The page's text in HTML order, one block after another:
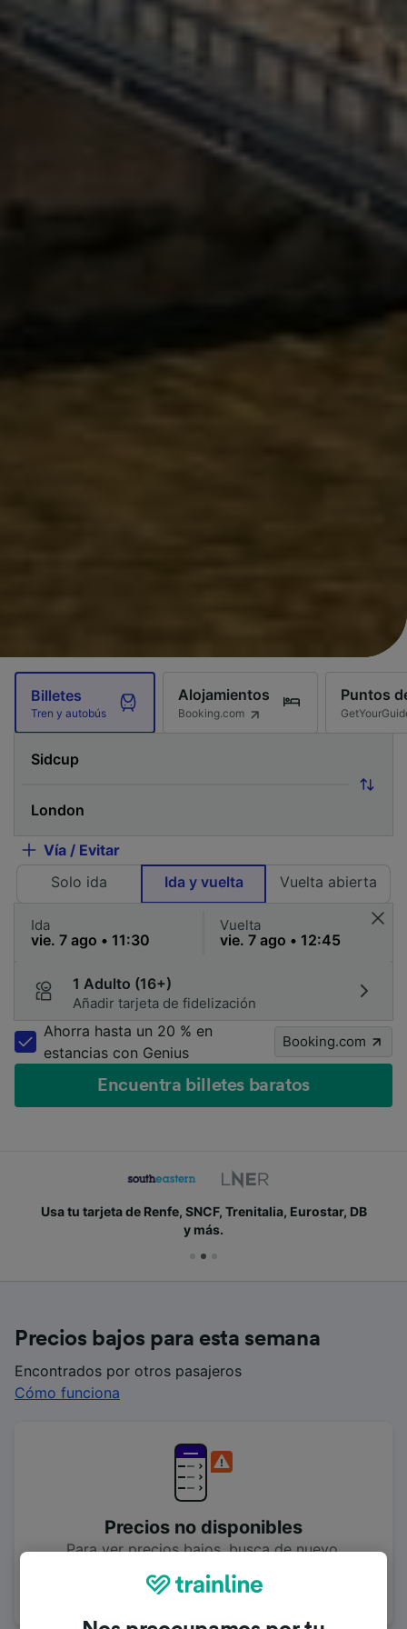
Billetes
Tren y autobús
Alojamientos
Booking.com
Puntos
Vía / Evitar
Solo ida
Ida y vuelta Vuelta abierta
Ida Vuelta
1 Adulto (16+)
Añadir tarjeta de fidelización
Ahorra hasta un 20 % en
estancias con Genius
Booking.com
Encuentra billetes baratos
Usa tu tarjeta de Renfe, SNCF, Trenitalia, Eurostar, DB
y más.
Precios bajos para esta semana
Encontrados por otros pasajeros
Cómo funciona
Precios no disponibles
Para ver precios bajos, busca de nuevo.
Buscar de nuevo